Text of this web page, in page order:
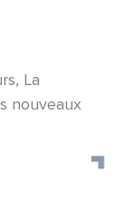
La
nouveaux